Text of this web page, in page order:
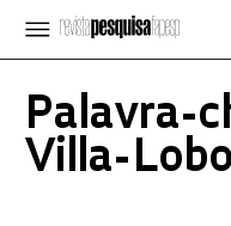
Palavra-
Villa-